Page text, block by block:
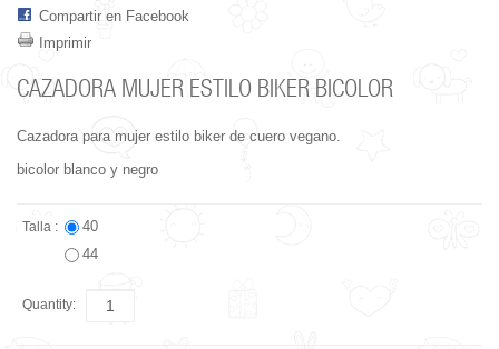
Compartir en Facebook
Imprimir
CAZADORA MUJER ESTILO BIKER BICOLOR
Cazadora para mujer estilo biker de cuero vegano.
bicolor blanco y negro
Talla :
40
44
Quantity: